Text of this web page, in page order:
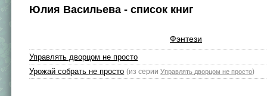
Юлия Васильева - список книг
Фэнтези
Управлять дворцом не просто
Урожай собрать не просто (из серииУправлять дворцом не просто)